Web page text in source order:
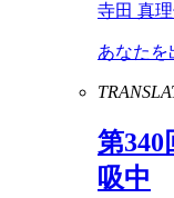
寺田 真
あなたを
第340
吸中